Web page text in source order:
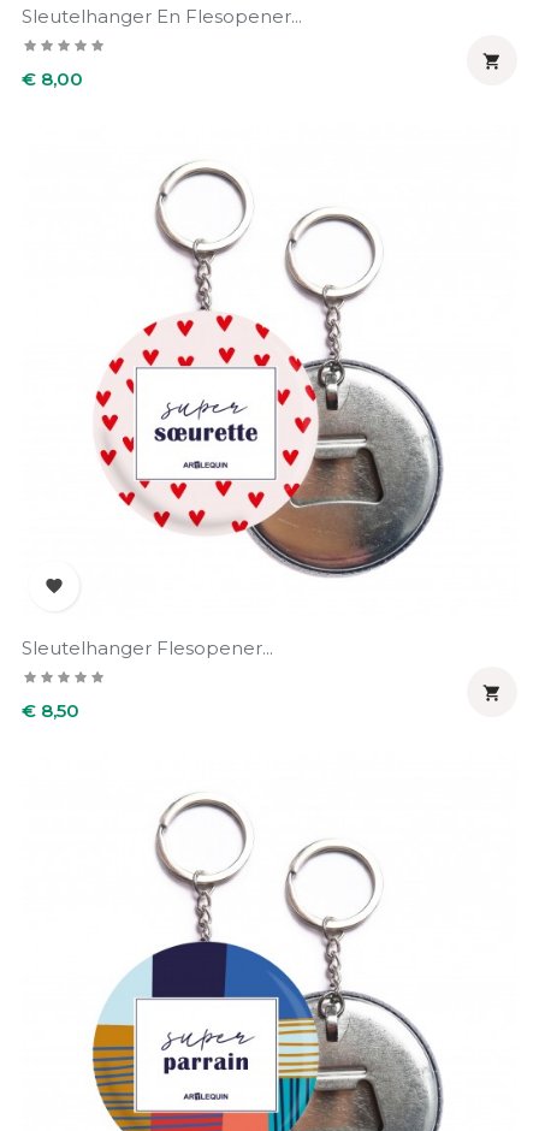
Sleutelhanger En Flesopener...
Prijs
€ 8,00


Sleutelhanger Flesopener...
Prijs
€ 8,50
